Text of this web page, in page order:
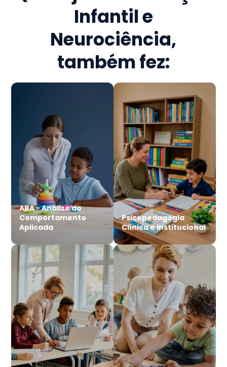
Infantil e
Neurociência,
também fez:
ABA - Análise do
Comportamento
Aplicada
Psicopedagogia
Clínica e Institucional